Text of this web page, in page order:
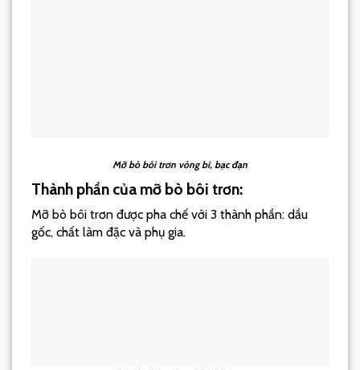
Mỡ bò bôi trơn vòng bi, bạc đạn
Thành phần của mỡ bò bôi trơn:
Mỡ bò bôi trơn được pha chế với 3 thành phần: dầu
gốc, chất làm đặc và phụ gia.